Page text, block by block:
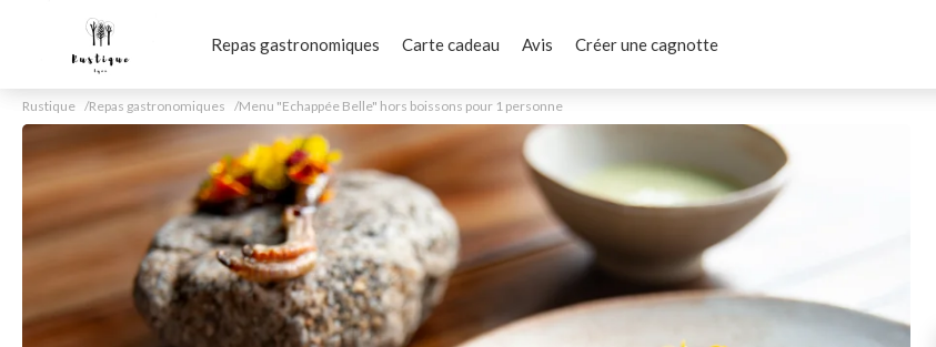
Repas gastronomiques Carte cadeau Avis Créer une cagnotte
Rustique Repas gastronomiques Menu "Echappée Belle" hors boissons pour 1 personne